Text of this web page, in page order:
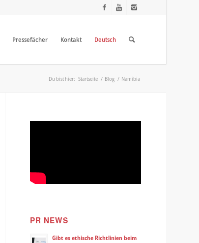
Pressefächer Kontakt Deutsch
Du bist hier: Startseite / Blog / Namibia
PR NEWS
Gibt es ethische Richtlinien beim